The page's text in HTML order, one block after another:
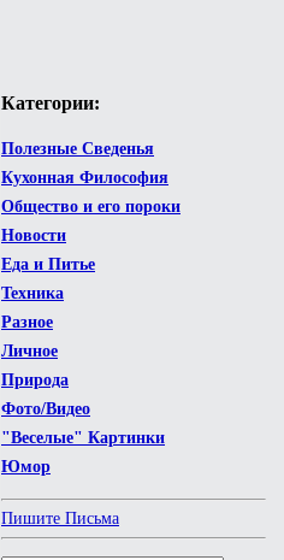
Категории:
Полезные Сведенья
Кухонная Философия
Общество и его пороки
Новости
Еда и Питье
Техника
Разное
Личное
Природа
Фото/Видео
"Веселые" Картинки
Юмор
Пишите Письма